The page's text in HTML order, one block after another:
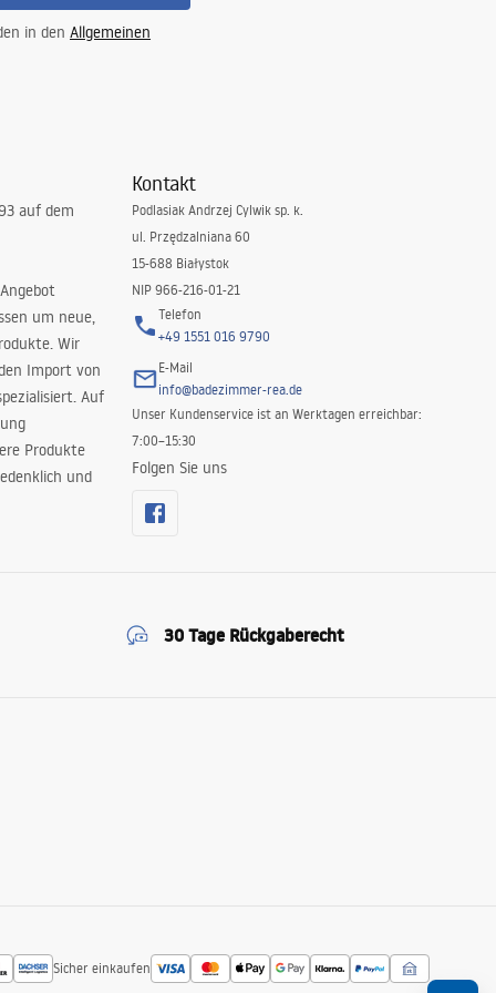
in den Allgemeinen
auf dem
um neue,
Wir
Import von
Auf
Produkte
und
Kontakt
Podlasiak Andrzej Cylwik sp. k.
ul. Przędzalniana 60
15-688 Białystok
NIP 966-216-01-21
Telefon
+49 1551 016 9790
E-Mail
info@badezimmer-rea.de
Unser Kundenservice ist an Werktagen erreichbar:
7:00–15:30
Folgen Sie uns
30 Tage Rückgaberecht
Sicher einkaufen